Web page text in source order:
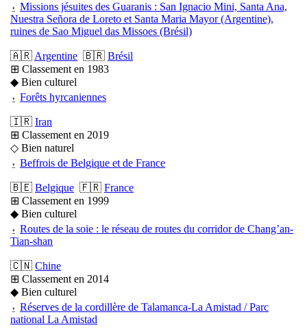
⍚ Missions jésuites des Guaranis : San Ignacio Mini, Santa Ana,
Nuestra Señora de Loreto et Santa Maria Mayor (Argentine),
ruines de Sao Miguel das Missoes (Brésil)
🇦🇷 Argentine 🇧🇷 Brésil
⊞ Classement en 1983
◆ Bien culturel
⍚ Forêts hyrcaniennes
🇮🇷 Iran
⊞ Classement en 2019
◇ Bien naturel
⍚ Beffrois de Belgique et de France
🇧🇪 Belgique 🇫🇷 France
⊞ Classement en 1999
◆ Bien culturel
⍚ Routes de la soie : le réseau de routes du corridor de Chang’an-
Tian-shan
🇨🇳 Chine
⊞ Classement en 2014
◆ Bien culturel
⍚ Réserves de la cordillère de Talamanca-La Amistad / Parc
national La Amistad